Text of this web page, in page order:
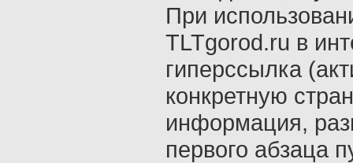
При
TLTgorod.ru в
гиперссылка
конкретную
информация,
первого абзаца